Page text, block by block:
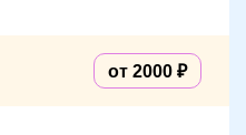
от 2000